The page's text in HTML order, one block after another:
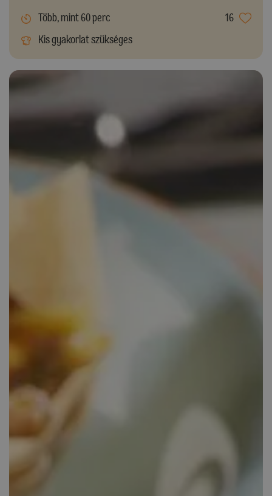
Több, mint 60 perc
16
Kis gyakorlat szükséges